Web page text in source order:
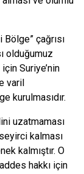
Bölge” çağrısı
olduğumuz
Suriye’nin
varil
kurulmasıdır.
uzatmaması
kalması
kalmıştır. O
hakkı için